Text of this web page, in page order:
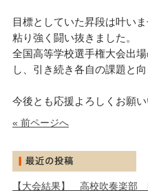
目標としていた昇段は叶いま
粘り強く闘い抜きました。
全国高等学校選手権大会出
し、引き続き各自の課題と向
今後とも応援よろしくお願い
« 前ページへ
【大会結果】 高校吹奏楽